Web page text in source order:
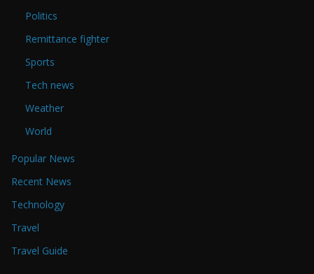
Politics
Remittance fighter
Sports
Tech news
Weather
World
Popular News
Recent News
Technology
Travel
Travel Guide